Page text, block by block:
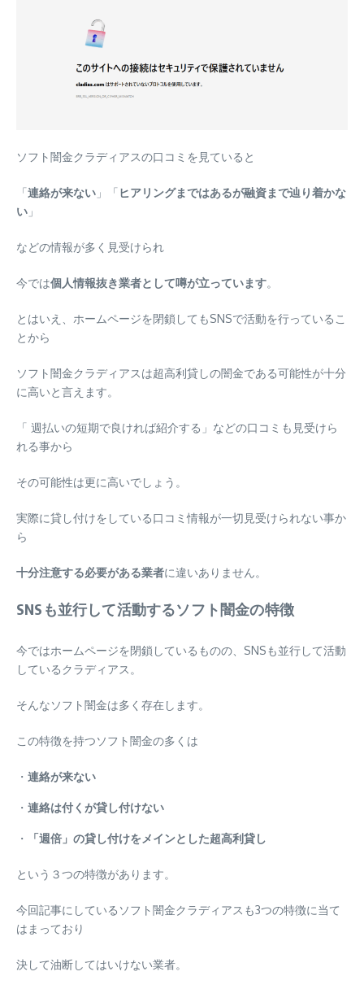
ソフト闇金クラディアスの口コミを見ていると
「連絡が来ない 」「ヒアリングまではあるが融資まで辿り着かな
い 」
などの情報が多く見受けられ
今では個人情報抜き業者として噂が立っています。
とはいえ、ホームページを閉鎖してもSNSで活動を行っているこ
とから
ソフト闇金クラディアスは超高利貸しの闇金である可能性が十分
に高いと言えます。
「 週払いの短期で良ければ紹介する」などの口コミも見受けら
れる事から
その可能性は更に高いでしょう。
実際に貸し付けをしている口コミ情報が一切見受けられない事か
ら
十分注意する必要がある業者に違いありません。
SNSも並行して活動するソフト闇金の特徴
今ではホームページを閉鎖しているものの、SNSも並行して活動
しているクラディアス。
そんなソフト闇金は多く存在します。
この特徴を持つソフト闇金の多くは
・ 連絡が来ない
・ 連絡は付くが貸し付けない
・ 「週倍」の貸し付けをメインとした超高利貸し
という３つの特徴があります。
今回記事にしているソフト闇金クラディアスも3つの特徴に当て
はまっており
決して油断してはいけない業者。